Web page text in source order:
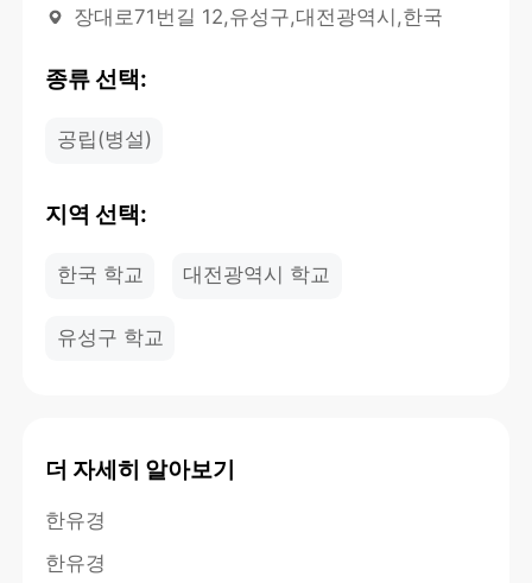
장대로71번길 12,유성구,대전광역시,한국
종류 선택:
공립(병설)
지역 선택:
한국 학교 대전광역시 학교
유성구 학교
더 자세히 알아보기
한유경
한유경